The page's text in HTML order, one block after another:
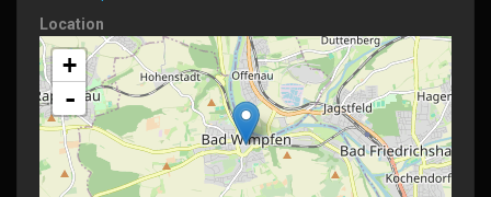
Location
+
-